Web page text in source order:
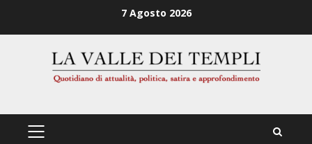
7 Agosto 2026
PRIMÄRES